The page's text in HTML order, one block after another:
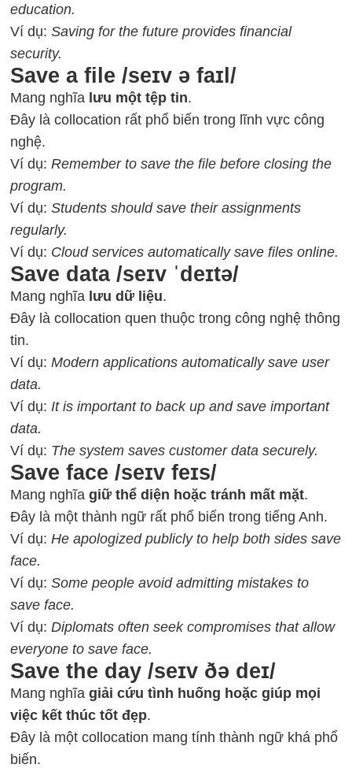
education.
Ví dụ:Saving for the future provides financial
security.
Save a file /seɪv ə faɪl/
Mang nghĩa lưu một tệp tin.
Đây là collocation rất phổ biến trong lĩnh vực công
nghệ.
Ví dụ:Remember to save the file before closing the
program.
Ví dụ:Students should save their assignments
regularly.
Ví dụ: Cloud services automatically save files online.
Save data /seɪv ˈdeɪtə/
Mang nghĩa lưu dữ liệu.
Đây là collocation quen thuộc trong công nghệ thông
tin.
Ví dụ:Modern applications automatically save user
data.
Ví dụ: It is important to back up and save important
data.
Ví dụ: The system saves customer data securely.
Save face /seɪv feɪs/
Mang nghĩagiữ thể diện hoặc tránh mất mặt.
Đây là một thành ngữ rất phổ biến trong tiếng Anh.
Ví dụ:He apologized publicly to help both sides save
face.
Ví dụ:Some people avoid admitting mistakes to
save face.
Ví dụ:Diplomats often seek compromises that allow
everyone to save face.
Save the day /seɪv ðə deɪ/
Mang nghĩagiải cứu tình huống hoặc giúp mọi
việc kết thúc tốt đẹp.
Đây là một collocation mang tính thành ngữ khá phổ
biến.